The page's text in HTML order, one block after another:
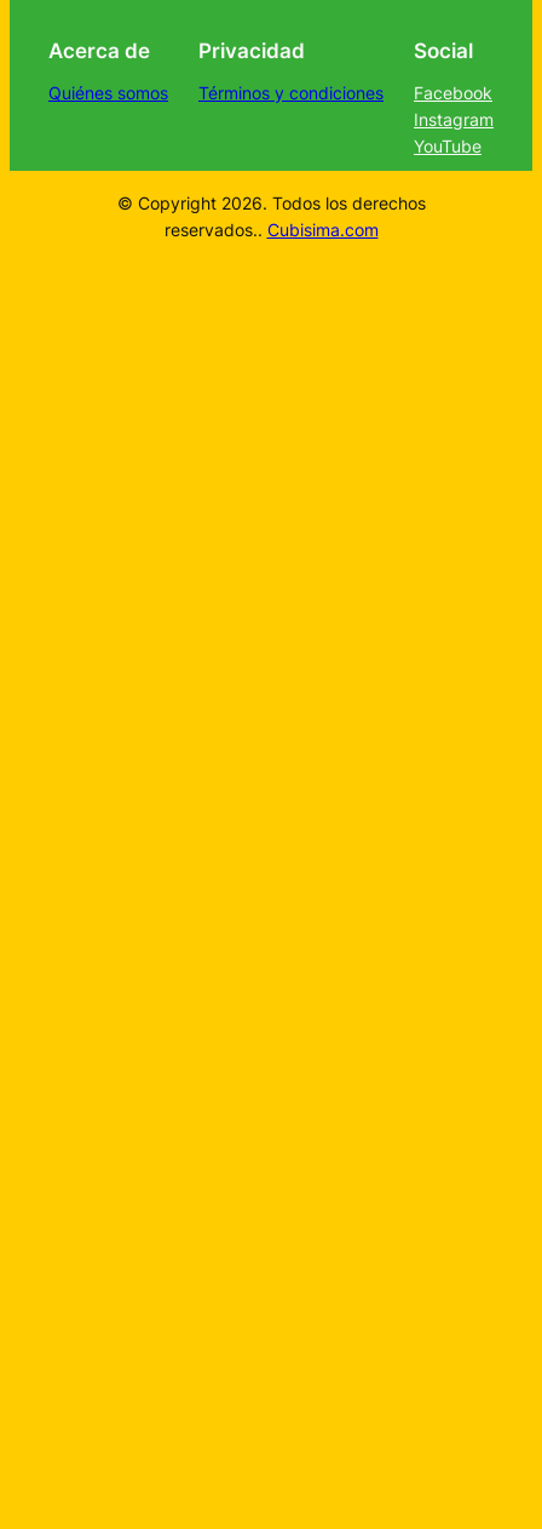
Acerca de
Quiénes somos
Privacidad
Términos y condiciones
Social
Facebook
Instagram
YouTube
© Copyright 2026. Todos los derechos
reservados.. Cubisima.com